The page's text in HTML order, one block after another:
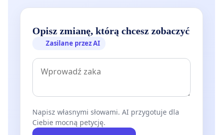
Opisz zmianę, którą chcesz zobaczyć
Zasilane przez AI
Napisz własnymi słowami. AI przygotuje dla
Ciebie mocną petycję.